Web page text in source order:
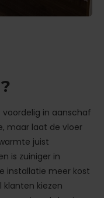
voordelig in aanschaf
maar laat de vloer
juist
is zuiniger in
installatie meer kost
kiezen